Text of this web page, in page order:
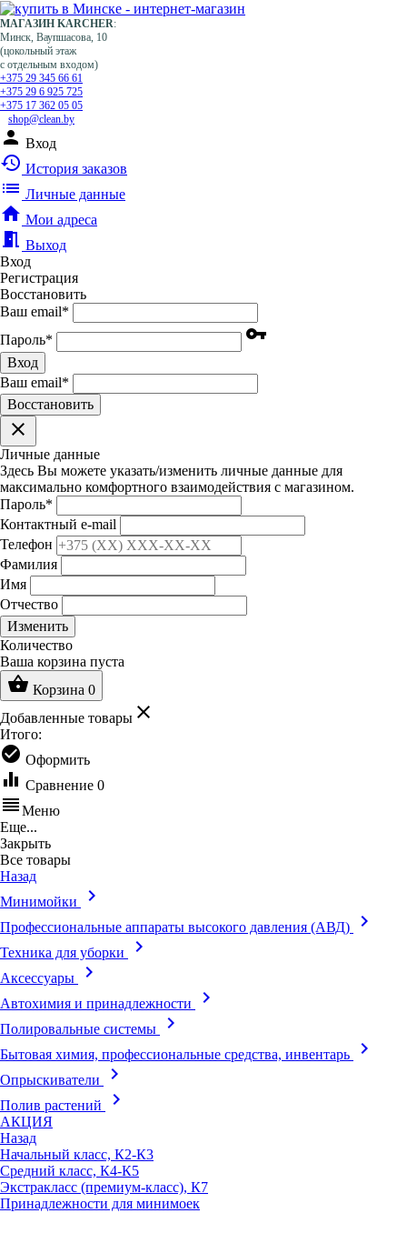
МАГАЗИН KARCHER:
Минск, Ваупшасова, 10
(цокольный этаж
с отдельным входом)
+375 29 345 66 61
+375 29 6 925 725
+375 17 362 05 05
shop@clean.by
person Вход
history История заказов
list Личные данные
home Мои адреса
meeting_room Выход
Вход
Регистрация
Восстановить
Ваш email*
Пароль* vpn_key
Вход
Ваш email*
Воcстановить
clear
Личные данные
Здесь Вы можете указать/изменить личные данные для
максимально комфортного взаимодействия с магазином.
Пароль*
Контактный e-mail
Телефон
Фамилия
Имя
Отчество
Изменить
Количество
Ваша корзина пуста
shopping_basket Корзина 0
Добавленные товары clear
Итого:
check_circle Оформить
equalizer Сравнение 0
reorderМеню
Еще...
Закрыть
Все товары
Назад
Минимойки
keyboard_arrow_right
Профессиональные аппараты высокого давления (АВД) keyboard_arrow_right
Техника для уборки keyboard_arrow_right
Аксессуары keyboard_arrow_right
Автохимия и принадлежности keyboard_arrow_right
Полировальные системы keyboard_arrow_right
Бытовая химия, профессиональные средства, инвентарь keyboard_arrow_right
Опрыскиватели keyboard_arrow_right
Полив растений keyboard_arrow_right
АКЦИЯ
Назад
Начальный класс, К2-К3
Средний класс, К4-К5
Экстракласс (премиум-класс), К7
Принадлежности для минимоек